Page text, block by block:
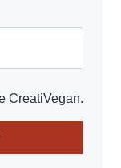
CreatiVegan.